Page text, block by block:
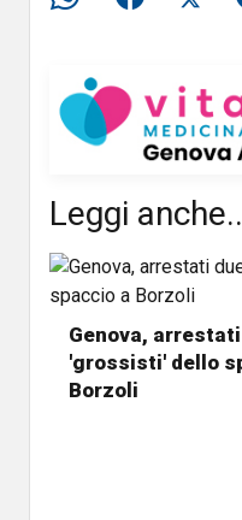
Leggi
Genova,
'grossisti' dello
Borzoli